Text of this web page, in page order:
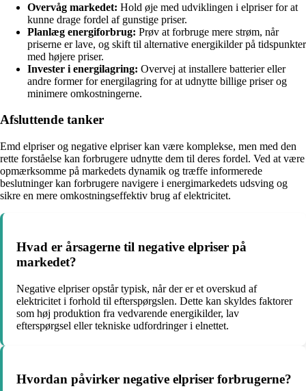
Overvåg markedet: Hold øje med udviklingen i elpriser for at
kunne drage fordel af gunstige priser.
Planlæg energiforbrug: Prøv at forbruge mere strøm, når
priserne er lave, og skift til alternative energikilder på tidspunkter
med højere priser.
Invester i energilagring: Overvej at installere batterier eller
andre former for energilagring for at udnytte billige priser og
minimere omkostningerne.
Afsluttende tanker
Emd elpriser og negative elpriser kan være komplekse, men med den
rette forståelse kan forbrugere udnytte dem til deres fordel. Ved at være
opmærksomme på markedets dynamik og træffe informerede
beslutninger kan forbrugere navigere i energimarkedets udsving og
sikre en mere omkostningseffektiv brug af elektricitet.
Hvad er årsagerne til negative elpriser på
markedet?
Negative elpriser opstår typisk, når der er et overskud af
elektricitet i forhold til efterspørgslen. Dette kan skyldes faktorer
som høj produktion fra vedvarende energikilder, lav
efterspørgsel eller tekniske udfordringer i elnettet.
Hvordan påvirker negative elpriser forbrugerne?